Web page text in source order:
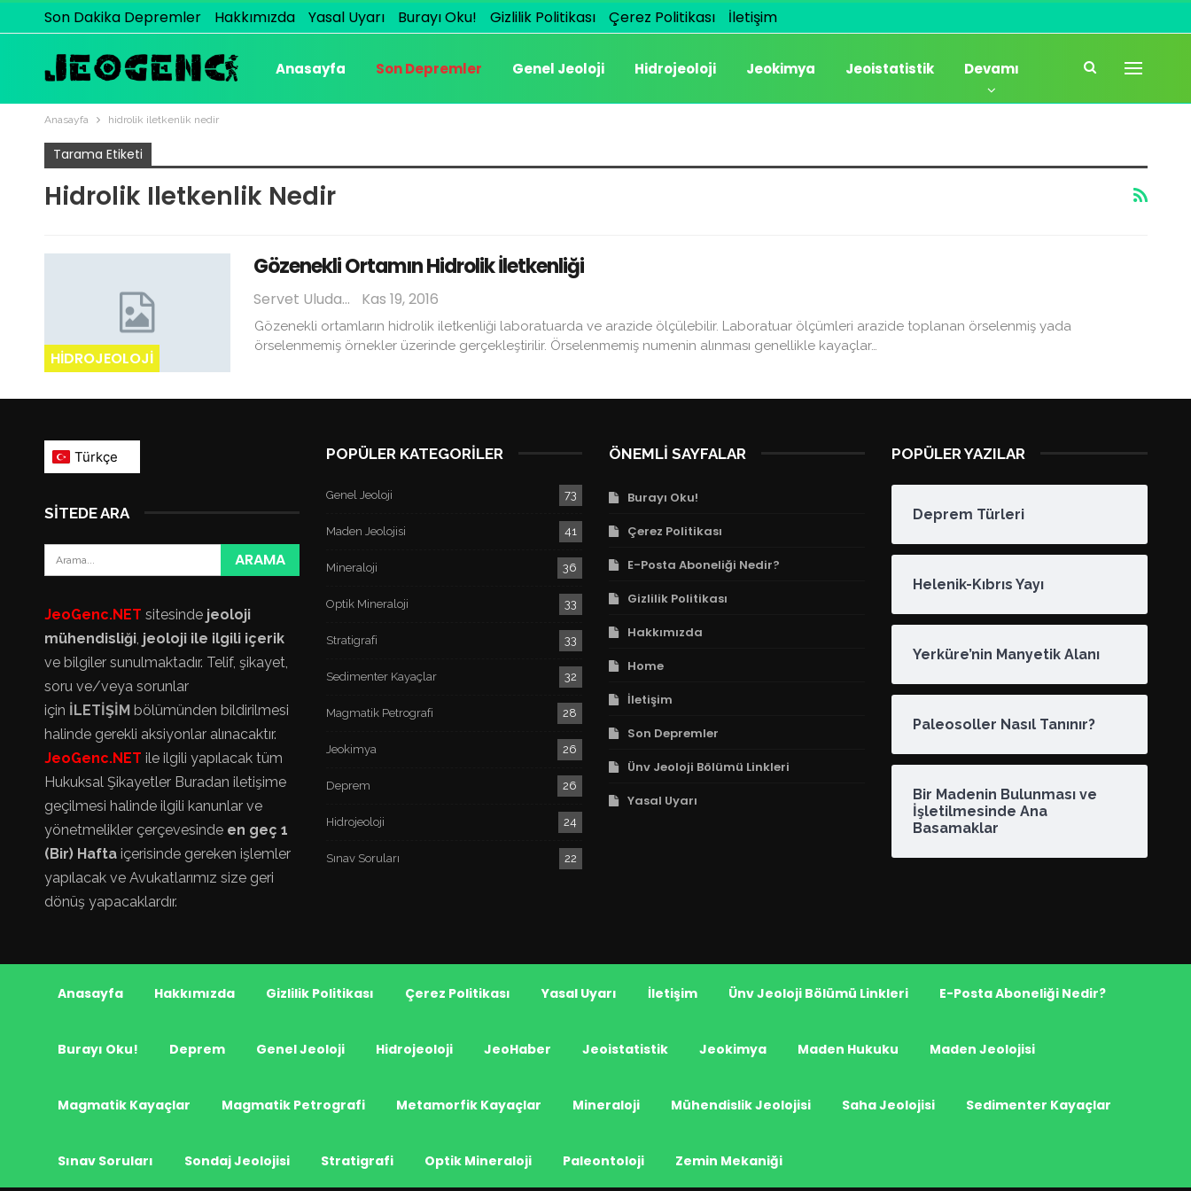
Son Dakika Depremler Hakkımızda Yasal Uyarı Burayı Oku! Gizlilik Politikası Çerez Politikası İletişim
Anasayfa Son Depremler Genel Jeoloji Hidrojeoloji Jeokimya Jeoistatistik Devamı
Anasayfa hidrolik iletkenlik nedir
Tarama Etiketi
Hidrolik Iletkenlik Nedir
HIDROJEOLOJI
Gözenekli Ortamın Hidrolik İletkenliği
Servet Uludağ Kas 19, 2016
Gözenekli ortamların hidrolik iletkenliği laboratuarda ve arazide ölçülebilir. Laboratuar ölçümleri arazide toplanan örselenmiş yada
örselenmemiş örnekler üzerinde gerçekleştirilir. Örselenmemiş numenin alınması genellikle kayaçlar…
SITEDE ARA
JeoGenc.NET sitesinde jeoloji
mühendisliği, jeoloji ile ilgili içerik
ve bilgiler sunulmaktadır. Telif, şikayet,
soru ve/veya sorunlar
için İLETİŞİMbölümünden bildirilmesi
halinde gerekli aksiyonlar alınacaktır.
JeoGenc.NET ile ilgili yapılacak tüm
Hukuksal Şikayetler Buradan iletişime
geçilmesi halinde ilgili kanunlar ve
yönetmelikler çerçevesinde en geç 1
(Bir) Haftaiçerisinde gereken işlemler
yapılacak ve Avukatlarımız size geri
dönüş yapacaklardır.
POPÜLER KATEGORILER
Genel Jeoloji 73
Maden Jeolojisi 41
Mineraloji 36
Optik Mineraloji 33
Stratigrafi 33
Sedimenter Kayaçlar 32
Magmatik Petrografi 28
Jeokimya 26
Deprem 26
Hidrojeoloji 24
Sınav Soruları 22
ÖNEMLI SAYFALAR
Burayı Oku!
Çerez Politikası
E-Posta Aboneliği Nedir?
Gizlilik Politikası
Hakkımızda
Home
İletişim
Son Depremler
Ünv Jeoloji Bölümü Linkleri
Yasal Uyarı
POPÜLER YAZILAR
Deprem Türleri
Helenik-Kıbrıs Yayı
Yerküre’nin Manyetik Alanı
Paleosoller Nasıl Tanınır?
Bir Madenin Bulunması ve
İşletilmesinde Ana
Basamaklar
Anasayfa Hakkımızda Gizlilik Politikası Çerez Politikası Yasal Uyarı İletişim Ünv Jeoloji Bölümü Linkleri E-Posta Aboneliği Nedir?
Burayı Oku! Deprem Genel Jeoloji Hidrojeoloji JeoHaber Jeoistatistik Jeokimya Maden Hukuku Maden Jeolojisi
Magmatik Kayaçlar Magmatik Petrografi Metamorfik Kayaçlar Mineraloji Mühendislik Jeolojisi Saha Jeolojisi Sedimenter Kayaçlar
Sınav Soruları Sondaj Jeolojisi Stratigrafi Optik Mineraloji Paleontoloji Zemin Mekaniği